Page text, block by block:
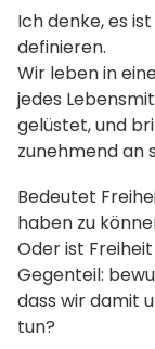
Ich denke, es
definieren.
Wir leben in
jedes
gelüstet, und
zunehmend an
Bedeutet
haben zu
Oder ist
Gegenteil:
dass wir damit
tun?